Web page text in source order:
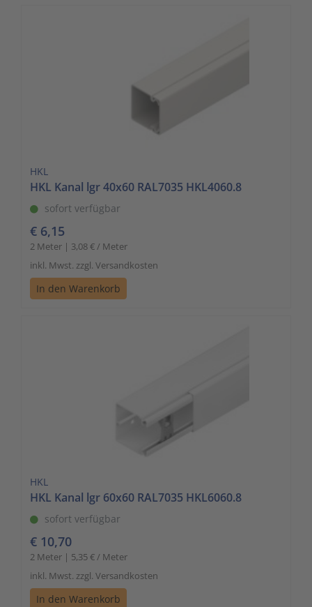
HKL
HKL Kanal lgr 40x60 RAL7035 HKL4060.8
sofort verfügbar
€ 6,15
2 Meter | 3,08 € / Meter
inkl. Mwst. zzgl. Versandkosten
In den Warenkorb
HKL
HKL Kanal lgr 60x60 RAL7035 HKL6060.8
sofort verfügbar
€ 10,70
2 Meter | 5,35 € / Meter
inkl. Mwst. zzgl. Versandkosten
In den Warenkorb